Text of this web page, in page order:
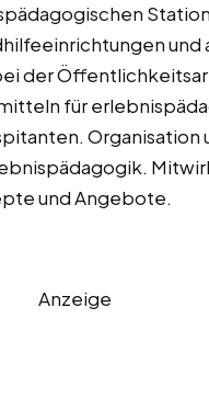
und
der
für
Organisation
und Angebote.
Anzeige